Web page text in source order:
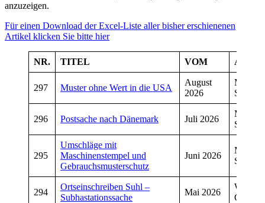
anzuzeigen.
Für einen Download der Excel-Liste aller bisher erschienenen
Artikel klicken Sie bitte hier
NR. TITEL VOM
297 Muster ohne Wert in die USA
August
2026
Schmitt
296 Postsache nach Dänemark Juli 2026
Schmitt
295
Umschläge mit
Maschinenstempel und
Gebrauchsmusterschutz
Juni 2026
Schmitt
294
Ortseinschreiben Suhl –
Subhastationssache
Mai 2026
Graf